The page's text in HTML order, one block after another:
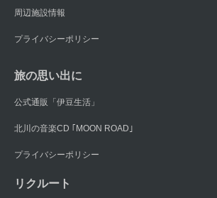
周辺施設情報
プライバシーポリシー
旅の思い出に
公式通販「伊豆生活」
北川の音楽CD ｢MOON ROAD｣
プライバシーポリシー
リクルート